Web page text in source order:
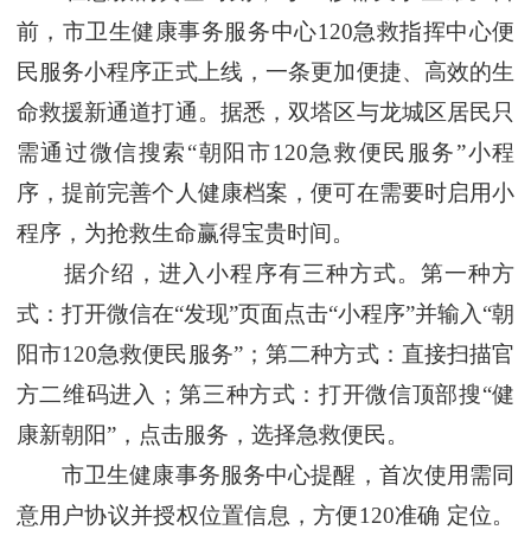
前，市卫生健康事务服务中心120急救指挥中心便
民服务小程序正式上线，一条更加便捷、高效的生
命救援新通道打通。据悉，双塔区与龙城区居民只
需通过微信搜索“朝阳市120急救便民服务”小程
序，提前完善个人健康档案，便可在需要时启用小
程序，为抢救生命赢得宝贵时间。
据介绍，进入小程序有三种方式。第一种方
式：打开微信在“发现”页面点击“小程序”并输入“朝
阳市120急救便民服务”；第二种方式：直接扫描官
方二维码进入；第三种方式：打开微信顶部搜“健
康新朝阳”，点击服务，选择急救便民。
市卫生健康事务服务中心提醒，首次使用需同
意用户协议并授权位置信息，方便120准确 定位。